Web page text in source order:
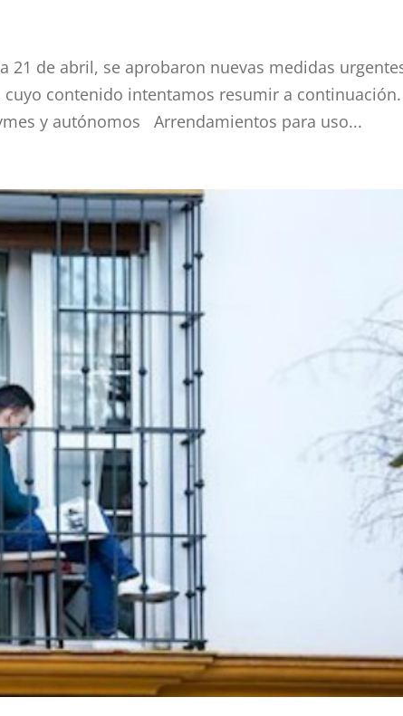
21 de abril, se aprobaron nuevas medidas
contenido intentamos resumir a
y autónomos Arrendamientos para uso...